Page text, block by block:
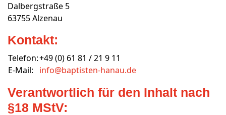
Dalbergstraße 5
63755 Alzenau
Kontakt:
Telefon:
E-Mail:
+49 (0) 61 81 / 21 9 11
info@baptisten-hanau.de
Verantwortlich für den Inhalt nach
§18 MStV: